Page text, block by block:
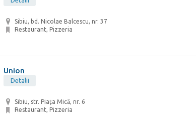
Sibiu, bd. Nicolae Balcescu, nr. 37
Restaurant, Pizzeria
Union
Detalii
Sibiu, str. Piața Mică, nr. 6
Restaurant, Pizzeria